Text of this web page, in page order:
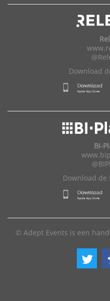
Download
BI-
Download de
© Adept Events is een